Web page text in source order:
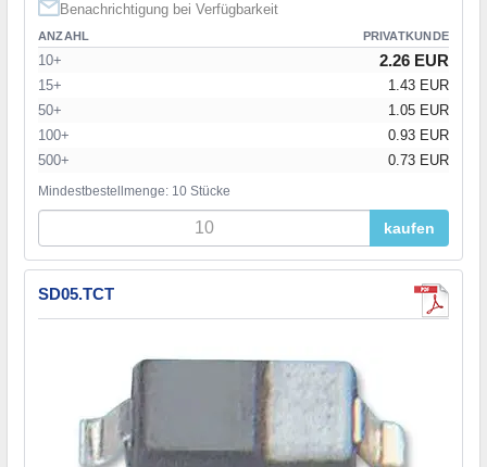
Benachrichtigung bei Verfügbarkeit
ANZAHL PRIVATKUNDE
10+ 2.26 EUR
15+
1.43 EUR
50+
1.05 EUR
100+
0.93 EUR
500+
0.73 EUR
Mindestbestellmenge: 10 Stücke
kaufen
SD05.TCT